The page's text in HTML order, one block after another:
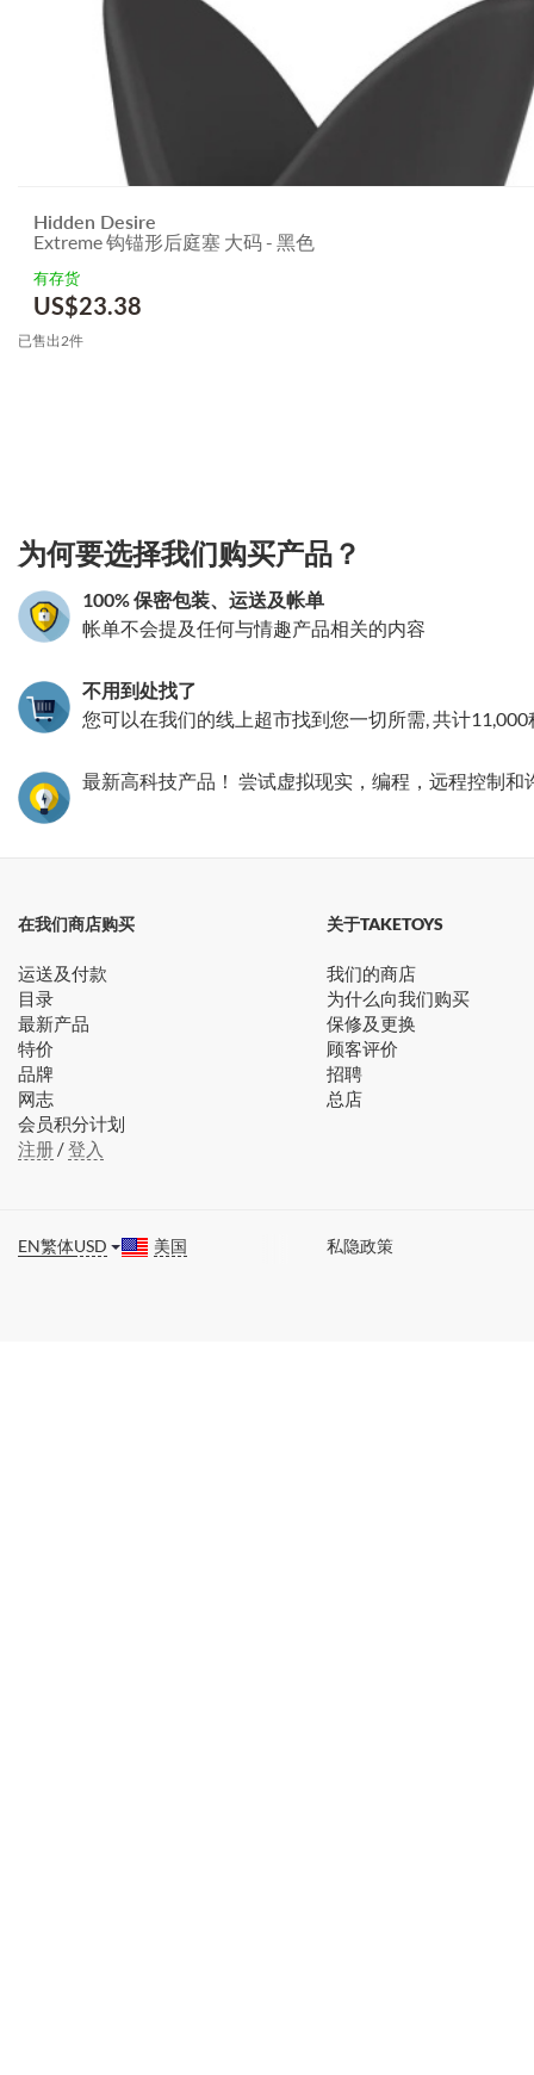
Hidden Desire
Extreme 钩锚形后庭塞 大码 - 黑色
有存货
US$23.38
已售出2件
为何要选择我们购买产品？
100% 保密包装、运送及帐单
帐单不会提及任何与情趣产品相关的内容
不用到处找了
您可以在我们的线上超市找到您一切所需, 共计11,000
最新高科技产品！ 尝试虚拟现实，编程，远程控制
在我们商店购买
运送及付款
目录
最新产品
特价
品牌
网志
会员积分计划
注册/登入
关于TAKETOYS
我们的商店
为什么向我们购买
保修及更换
顾客评价
招聘
总店
EN繁体USD 美国 私隐政策